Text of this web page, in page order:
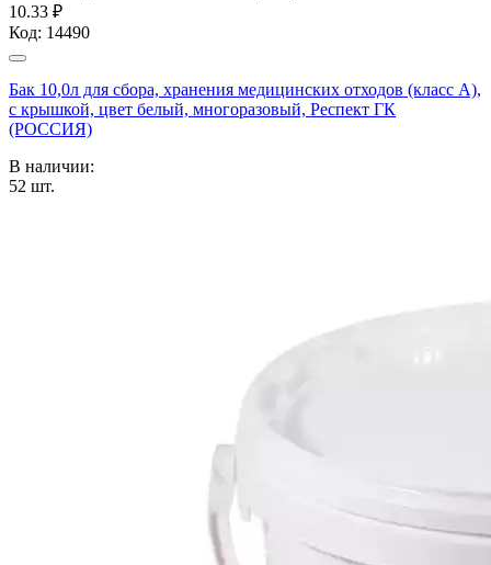
10.33 ₽
Код: 14490
Бак 10,0л для сбора, хранения медицинских отходов (класс А),
с крышкой, цвет белый, многоразовый, Респект ГК
(РОССИЯ)
В наличии:
52 шт.